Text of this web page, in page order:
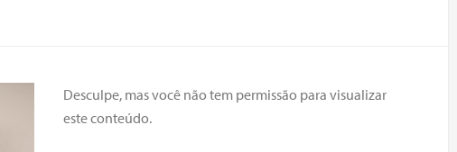
Desculpe, mas você não tem permissão para visualizar
este conteúdo.